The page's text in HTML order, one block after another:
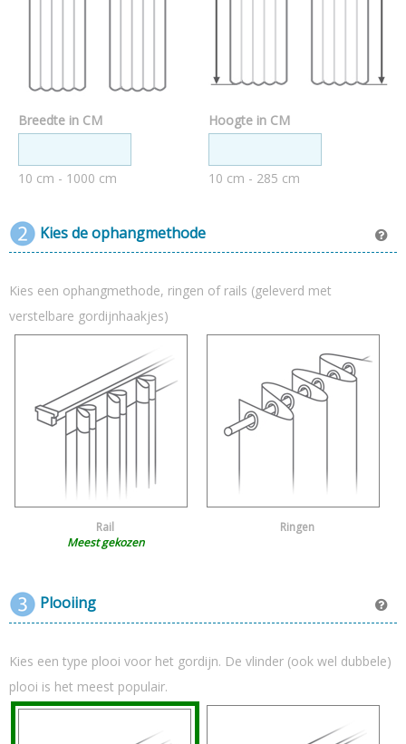
Breedte in CM
10 cm - 1000 cm
Hoogte in CM
10 cm - 285 cm
Kies de ophangmethode
Kies een ophangmethode, ringen of rails (geleverd met
verstelbare gordijnhaakjes)
Rail
Meest gekozen
Ringen
Plooiing
Kies een type plooi voor het gordijn. De vlinder (ook wel dubbele)
plooi is het meest populair.